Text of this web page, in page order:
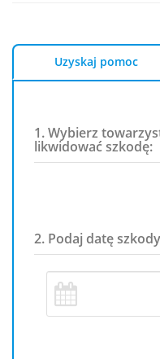
Uzyskaj pomoc
1. Wybierz
likwidować szkodę:
2. Podaj datę